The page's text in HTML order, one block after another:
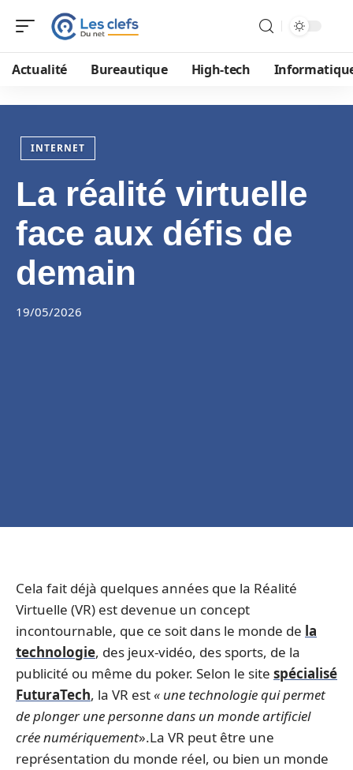
Actualité Bureautique High-tech
INTERNET
La réalité virtuelle
face aux défis de
demain
19/05/2026
Cela fait déjà quelques années que la Réalité
Virtuelle (VR) est devenue un concept
incontournable, que ce soit dans le monde de la
technologie, des jeux-vidéo, des sports, de la
publicité ou même du poker. Selon le site spécialisé
FuturaTech, la VR est« une technologie qui permet
de plonger une personne dans un monde artificiel
crée numériquement».La VR peut être une
représentation du monde réel, ou bien un monde